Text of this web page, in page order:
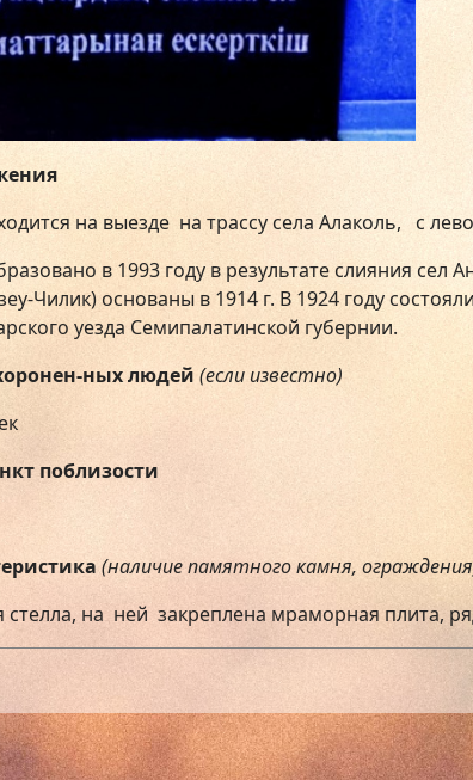
на выезде на трассу села Алаколь, с
в 1993 году в результате слияния сел
Чилик) основаны в 1914 г. В 1924 году
уезда Семипалатинской губернии.
ных людей (если известно)
поблизости
(наличие памятного камня,
стелла, на ней закреплена мраморная